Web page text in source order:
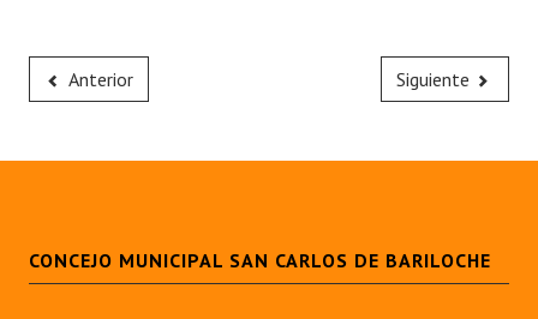
Anterior Siguiente
CONCEJO MUNICIPAL SAN CARLOS DE BARILOCHE